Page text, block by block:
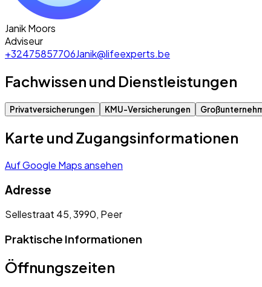
Janik Moors
Adviseur
+32475857706Janik@lifeexperts.be
Fachwissen und Dienstleistungen
Privatversicherungen KMU-Versicherungen
Karte und Zugangsinformationen
Auf Google Maps ansehen
Adresse
Sellestraat 45, 3990, Peer
Praktische Informationen
Öffnungszeiten